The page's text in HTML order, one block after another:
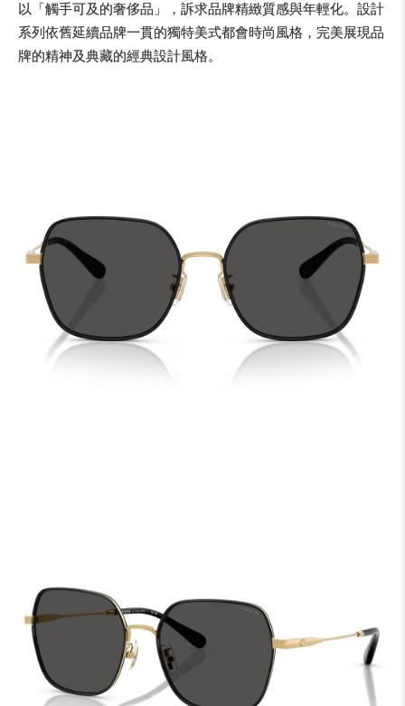
以「觸手可及的奢侈品」，訴求品牌精緻質感與年輕化。設計
系列依舊延續品牌一貫的獨特美式都會時尚風格，完美展現品
牌的精神及典藏的經典設計風格。